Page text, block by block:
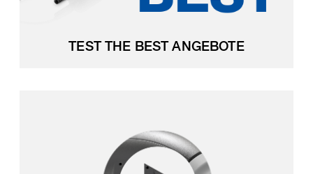
TEST THE BEST ANGEBOTE